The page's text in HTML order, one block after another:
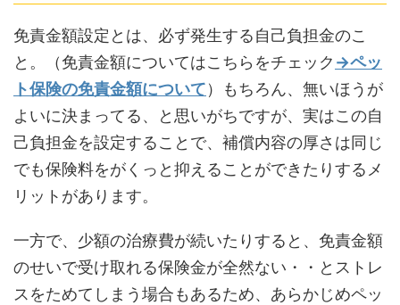
免責金額設定とは、必ず発生する自己負担金のこ
と。（免責金額についてはこちらをチェック →ペッ
ト保険の免責金額について）もちろん、無いほうが
よいに決まってる、と思いがちですが、実はこの自
己負担金を設定することで、補償内容の厚さは同じ
でも保険料をがくっと抑えることができたりするメ
リットがあります。
一方で、少額の治療費が続いたりすると、免責金額
のせいで受け取れる保険金が全然ない・・とストレ
スをためてしまう場合もあるため、あらかじめペッ